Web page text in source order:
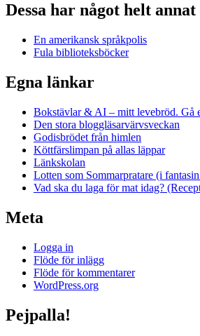
Dessa har något helt annat
En amerikansk språkpolis
Fula biblioteksböcker
Egna länkar
Bokstävlar & AI – mitt levebröd. Gå
Den stora bloggläsarvärvsveckan
Godisbrödet från himlen
Köttfärslimpan på allas läppar
Länkskolan
Lotten som Sommarpratare (i
Vad ska du laga för mat idag?
Meta
Logga in
Flöde för inlägg
Flöde för kommentarer
WordPress.org
Pejpalla!